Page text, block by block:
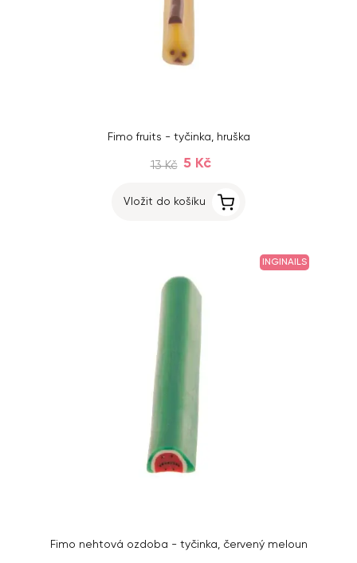
Fimo fruits - tyčinka, hruška
13 Kč 5 Kč
Vložit do košíku
INGINAILS
Fimo nehtová ozdoba - tyčinka, červený meloun